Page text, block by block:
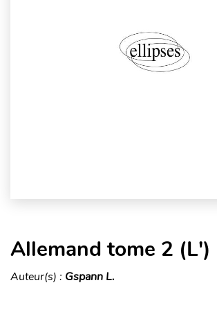
Allemand tome 2 (L')
Auteur(s) : Gspann L.